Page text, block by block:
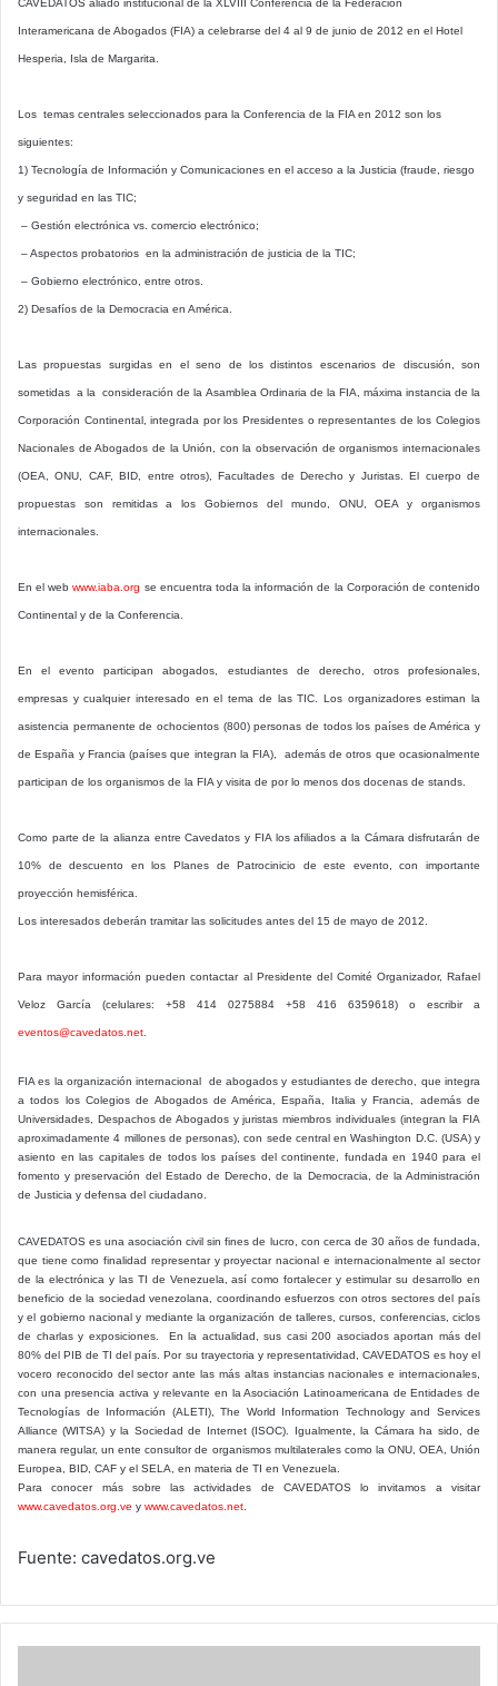
CAVEDATOS aliado institucional de la XLVIII Conferencia de la Federación
Interamericana de Abogados (FIA) a celebrarse del 4 al 9 de junio de 2012 en el Hotel
Hesperia, Isla de Margarita.
Los temas centrales seleccionados para la Conferencia de la FIA en 2012 son los
siguientes:
1) Tecnología de Información y Comunicaciones en el acceso a la Justicia (fraude, riesgo
y seguridad en las TIC;
– Gestión electrónica vs. comercio electrónico;
– Aspectos probatorios en la administración de justicia de la TIC;
– Gobierno electrónico, entre otros.
2) Desafíos de la Democracia en América.
Las propuestas surgidas en el seno de los distintos escenarios de discusión, son
sometidas a la consideración de la Asamblea Ordinaria de la FIA, máxima instancia de la
Corporación Continental, integrada por los Presidentes o representantes de los Colegios
Nacionales de Abogados de la Unión, con la observación de organismos internacionales
(OEA, ONU, CAF, BID, entre otros), Facultades de Derecho y Juristas. El cuerpo de
propuestas son remitidas a los Gobiernos del mundo, ONU, OEA y organismos
internacionales.
En el webwww.iaba.org se encuentra toda la información de la Corporación de contenido
Continental y de la Conferencia.
En el evento participan abogados, estudiantes de derecho, otros profesionales,
empresas y cualquier interesado en el tema de las TIC. Los organizadores estiman la
asistencia permanente de ochocientos (800) personas de todos los países de América y
de España y Francia (países que integran la FIA), además de otros que ocasionalmente
participan de los organismos de la FIA y visita de por lo menos dos docenas de stands.
Como parte de la alianza entre Cavedatos y FIA los afiliados a la Cámara disfrutarán de
10% de descuento en los Planes de Patrocinicio de este evento, con importante
proyección hemisférica.
Los interesados deberán tramitar las solicitudes antes del 15 de mayo de 2012.
Para mayor información pueden contactar al Presidente del Comité Organizador, Rafael
Veloz García (celulares: +58 414 0275884 +58 416 6359618) o escribir a
eventos@cavedatos.net
FIA es la organización internacional de abogados y estudiantes de derecho, que integra
a todos los Colegios de Abogados de América, España, Italia y Francia, además de
Universidades, Despachos de Abogados y juristas miembros individuales (integran la FIA
aproximadamente 4 millones de personas), con sede central en Washington D.C. (USA) y
asiento en las capitales de todos los países del continente, fundada en 1940 para el
fomento y preservación del Estado de Derecho, de la Democracia, de la Administración
de Justicia y defensa del ciudadano.
CAVEDATOS es una asociación civil sin fines de lucro, con cerca de 30 años de fundada,
que tiene como finalidad representar y proyectar nacional e internacionalmente al sector
de la electrónica y las TI de Venezuela, así como fortalecer y estimular su desarrollo en
beneficio de la sociedad venezolana, coordinando esfuerzos con otros sectores del país
y el gobierno nacional y mediante la organización de talleres, cursos, conferencias, ciclos
de charlas y exposiciones. En la actualidad, sus casi 200 asociados aportan más del
80% del PIB de TI del país. Por su trayectoria y representatividad, CAVEDATOS es hoy el
vocero reconocido del sector ante las más altas instancias nacionales e internacionales,
con una presencia activa y relevante en la Asociación Latinoamericana de Entidades de
Tecnologías de Información (ALETI), The World Information Technology and Services
Alliance (WITSA) y la Sociedad de Internet (ISOC). Igualmente, la Cámara ha sido, de
manera regular, un ente consultor de organismos multilaterales como la ONU, OEA, Unión
Europea, BID, CAF y el SELA, en materia de TI en Venezuela.
Para conocer más sobre las actividades de CAVEDATOS lo invitamos a visitar
www.cavedatos.org.ve y www.cavedatos.net
Fuente: cavedatos.org.ve